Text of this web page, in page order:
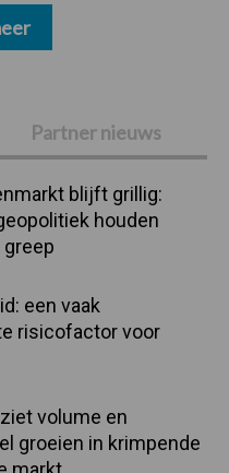
Partner nieuws
blijft grillig:
houden
greep
een vaak
risicofactor voor
volume en
groeien in krimpende